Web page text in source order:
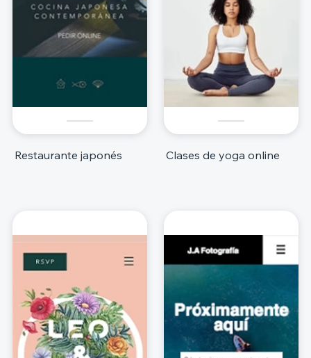
Restaurante japonés Clases de yoga online